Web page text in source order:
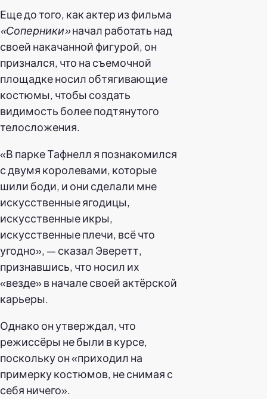
Еще до того, как актер из фильма
«Соперники»начал работать над
своей накачанной фигурой, он
признался, что на съемочной
площадке носил обтягивающие
костюмы, чтобы создать
видимость более подтянутого
телосложения.
«В парке Тафнелл я познакомился
с двумя королевами, которые
шили боди, и они сделали мне
искусственные ягодицы,
искусственные икры,
искусственные плечи, всё что
угодно», — сказал Эверетт,
признавшись, что носил их
«везде» в начале своей актёрской
карьеры.
Однако он утверждал, что
режиссёры не были в курсе,
поскольку он «приходил на
примерку костюмов, не снимая с
себя ничего».